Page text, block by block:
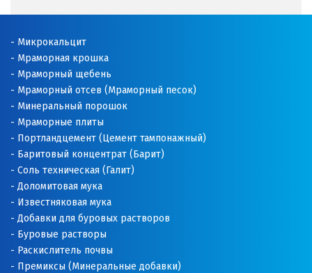
Микрокальцит
Мраморная крошка
Мраморный щебень
Мраморный отсев (Мраморный песок)
Минеральный порошок
Мраморные плиты
Портландцемент (Цемент тампонажный)
Баритовый концентрат (Барит)
Соль техническая (Галит)
Доломитовая мука
Известняковая мука
Добавки для буровых растворов
Буровые растворы
Раскислитель почвы
Премиксы (Минеральные добавки)